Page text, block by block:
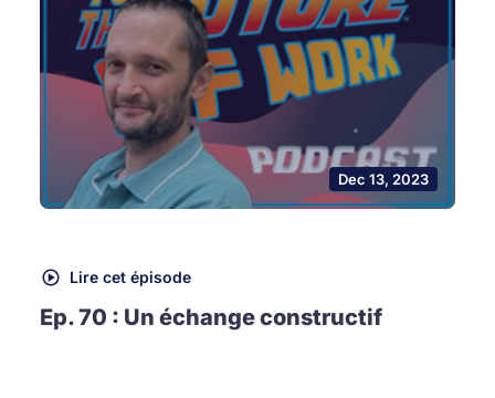
Dec 13, 2023
Lire cet épisode
Ep. 70 : Un échange constructif